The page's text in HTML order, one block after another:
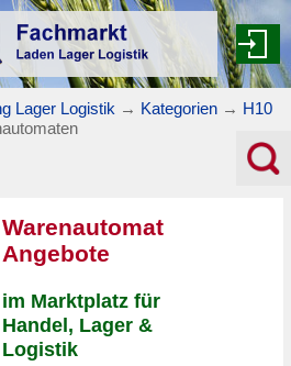
Lager Logistik → Kategorien → H10
Warenautomat
Angebote
im Marktplatz für
Handel, Lager &
Logistik